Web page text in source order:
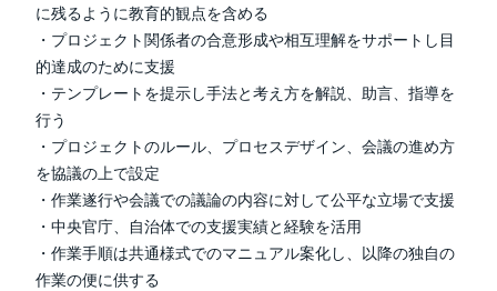
に残るように教育的観点を含める
・プロジェクト関係者の合意形成や相互理解をサポートし目
的達成のために支援
・テンプレートを提示し手法と考え方を解説、助言、指導を
行う
・プロジェクトのルール、プロセスデザイン、会議の進め方
を協議の上で設定
・作業遂行や会議での議論の内容に対して公平な立場で支援
・中央官庁、自治体での支援実績と経験を活用
・作業手順は共通様式でのマニュアル案化し、以降の独自の
作業の便に供する